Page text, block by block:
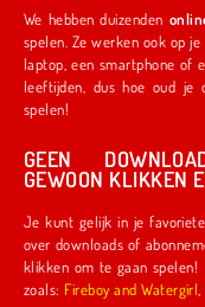
We hebben duizenden
spelen. Ze werken ook op
laptop, een smartphone of een tablet. We hebben iets voor spelers van alle
leeftijden, dus hoe oud je ook
spelen!
GEEN
GEWOON KLIKKEN
Je kunt gelijk in je favoriete
over downloads of
klikken om te gaan spelen! Begin met spelletjes die
zoals:
Fireboy and Watergirl